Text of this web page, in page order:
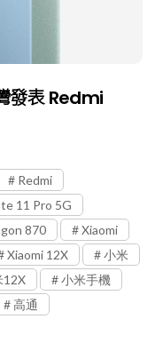
發表 Redmi
Redmi
11 Pro 5G
870
Xiaomi
Xiaomi 12X
小米
12X
小米手機
高通